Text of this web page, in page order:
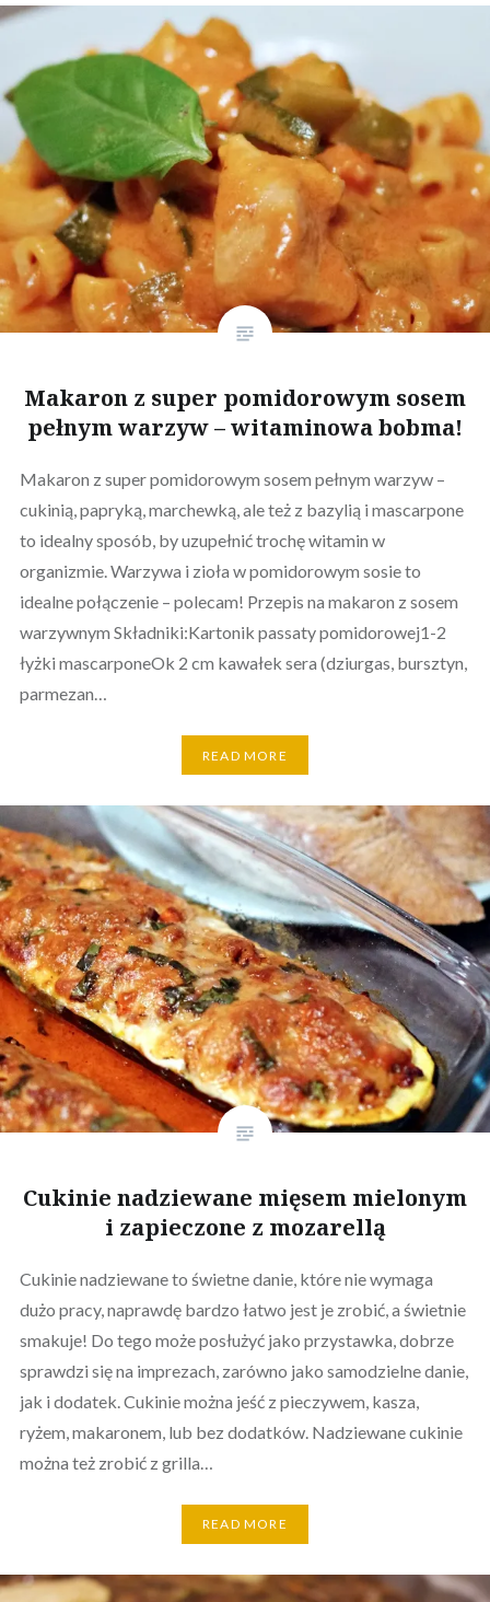
Makaron z super pomidorowym sosem
pełnym warzyw – witaminowa bobma!
Makaron z super pomidorowym sosem pełnym warzyw –
cukinią, papryką, marchewką, ale też z bazylią i mascarpone
to idealny sposób, by uzupełnić trochę witamin w
organizmie. Warzywa i zioła w pomidorowym sosie to
idealne połączenie – polecam! Przepis na makaron z sosem
warzywnym Składniki:Kartonik passaty pomidorowej1-2
łyżki mascarponeOk 2 cm kawałek sera (dziurgas, bursztyn,
parmezan…
READ MORE
Cukinie nadziewane mięsem mielonym
i zapieczone z mozarellą
Cukinie nadziewane to świetne danie, które nie wymaga
dużo pracy, naprawdę bardzo łatwo jest je zrobić, a świetnie
smakuje! Do tego może posłużyć jako przystawka, dobrze
sprawdzi się na imprezach, zarówno jako samodzielne danie,
jak i dodatek. Cukinie można jeść z pieczywem, kasza,
ryżem, makaronem, lub bez dodatków. Nadziewane cukinie
można też zrobić z grilla…
READ MORE